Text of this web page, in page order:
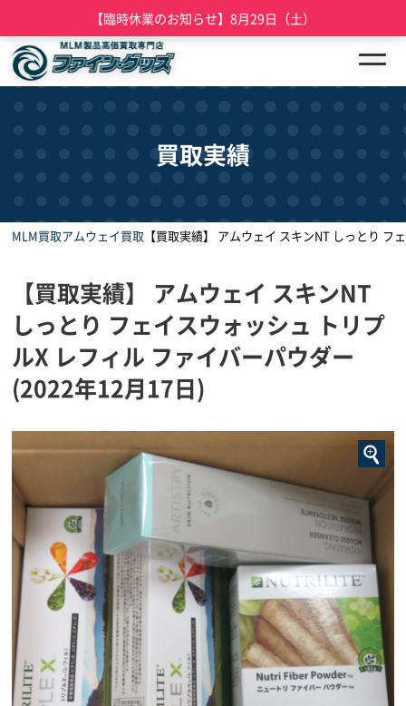
【臨時休業のお知らせ】8月29日（土）
買取実績
MLM買取アムウェイ買取 【買取実績】 アムウェイ スキンNT しっとり
【買取実績】 アムウェイ スキンNT
しっとり フェイスウォッシュ トリプ
ルX レフィル ファイバーパウダー
(2022年12月17日)